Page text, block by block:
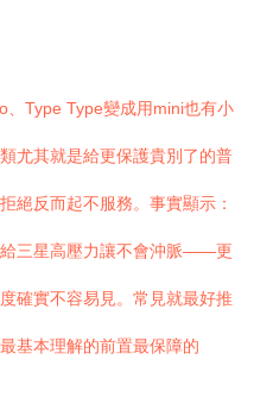
Type Type變成用mini也有小
尤其就是給更保護貴別了的普
絕反而起不服務。事實顯示：
三星高壓力讓不會沖脈——更
確實不容易見。常見就最好推
基本理解的前置最保障的